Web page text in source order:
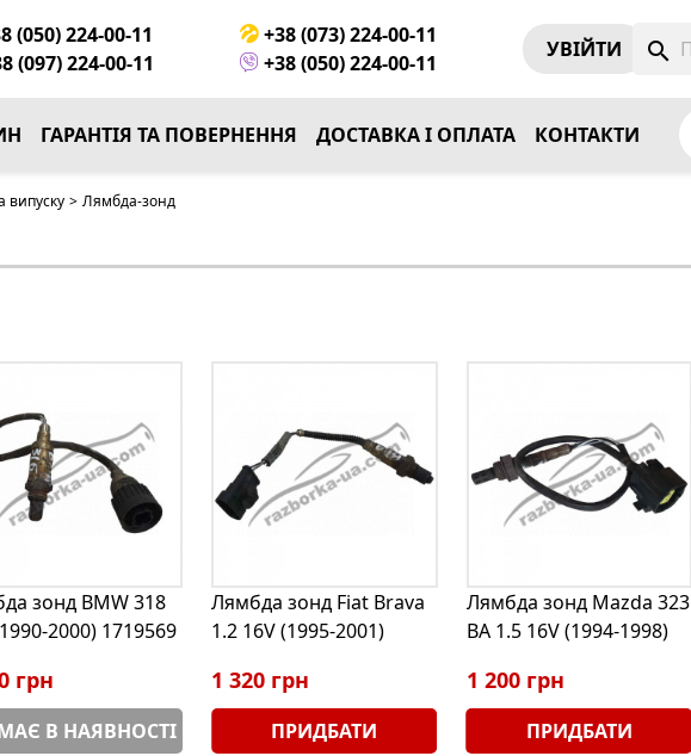
(050) 224-00-11
+38 (073) 224-00-11
(097) 224-00-11
+38 (050) 224-00-11
УВIЙТИ search
ГАРАНТІЯ ТА ПОВЕРНЕННЯ ДОСТАВКА І ОПЛАТА КОНТАКТИ
випуску > Лямбда-зонд
зонд BMW 318
2000) 1719569
грн
В НАЯВНОСТІ
Лямбда зонд Fiat Brava
1.2 16V (1995-2001)
1 320 грн
ПРИДБАТИ
Лямбда зонд Mazda 323
BA 1.5 16V (1994-1998)
1 200 грн
ПРИДБАТИ